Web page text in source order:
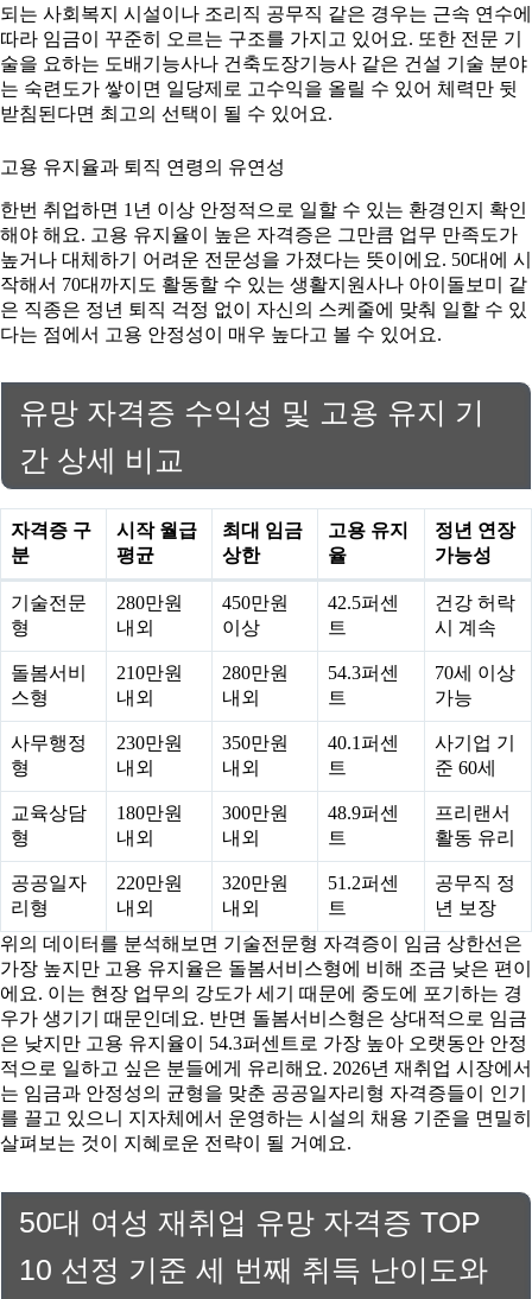
되는 사회복지 시설이나 조리직 공무직 같은 경우는 근속 연수에
따라 임금이 꾸준히 오르는 구조를 가지고 있어요. 또한 전문 기
술을 요하는 도배기능사나 건축도장기능사 같은 건설 기술 분야
는 숙련도가 쌓이면 일당제로 고수익을 올릴 수 있어 체력만 뒷
받침된다면 최고의 선택이 될 수 있어요.
고용 유지율과 퇴직 연령의 유연성
한번 취업하면 1년 이상 안정적으로 일할 수 있는 환경인지 확인
해야 해요. 고용 유지율이 높은 자격증은 그만큼 업무 만족도가
높거나 대체하기 어려운 전문성을 가졌다는 뜻이에요. 50대에 시
작해서 70대까지도 활동할 수 있는 생활지원사나 아이돌보미 같
은 직종은 정년 퇴직 걱정 없이 자신의 스케줄에 맞춰 일할 수 있
다는 점에서 고용 안정성이 매우 높다고 볼 수 있어요.
유망 자격증 수익성 및 고용 유지 기
간 상세 비교
자격증 구
분
시작 월급
평균
최대 임금
상한
고용 유지
율
정년 연장
가능성
기술전문
형
280만원
내외
450만원
이상
42.5퍼센
트
건강 허락
시 계속
돌봄서비
스형
210만원
내외
280만원
내외
54.3퍼센
트
70세 이상
가능
사무행정
형
230만원
내외
350만원
내외
40.1퍼센
트
사기업 기
준 60세
교육상담
형
180만원
내외
300만원
내외
48.9퍼센
트
프리랜서
활동 유리
공공일자
리형
220만원
내외
320만원
내외
51.2퍼센
트
공무직 정
년 보장
위의 데이터를 분석해보면 기술전문형 자격증이 임금 상한선은
가장 높지만 고용 유지율은 돌봄서비스형에 비해 조금 낮은 편이
에요. 이는 현장 업무의 강도가 세기 때문에 중도에 포기하는 경
우가 생기기 때문인데요. 반면 돌봄서비스형은 상대적으로 임금
은 낮지만 고용 유지율이 54.3퍼센트로 가장 높아 오랫동안 안정
적으로 일하고 싶은 분들에게 유리해요. 2026년 재취업 시장에서
는 임금과 안정성의 균형을 맞춘 공공일자리형 자격증들이 인기
를 끌고 있으니 지자체에서 운영하는 시설의 채용 기준을 면밀히
살펴보는 것이 지혜로운 전략이 될 거예요.
50대 여성 재취업 유망 자격증 TOP
10 선정 기준 세 번째 취득 난이도와